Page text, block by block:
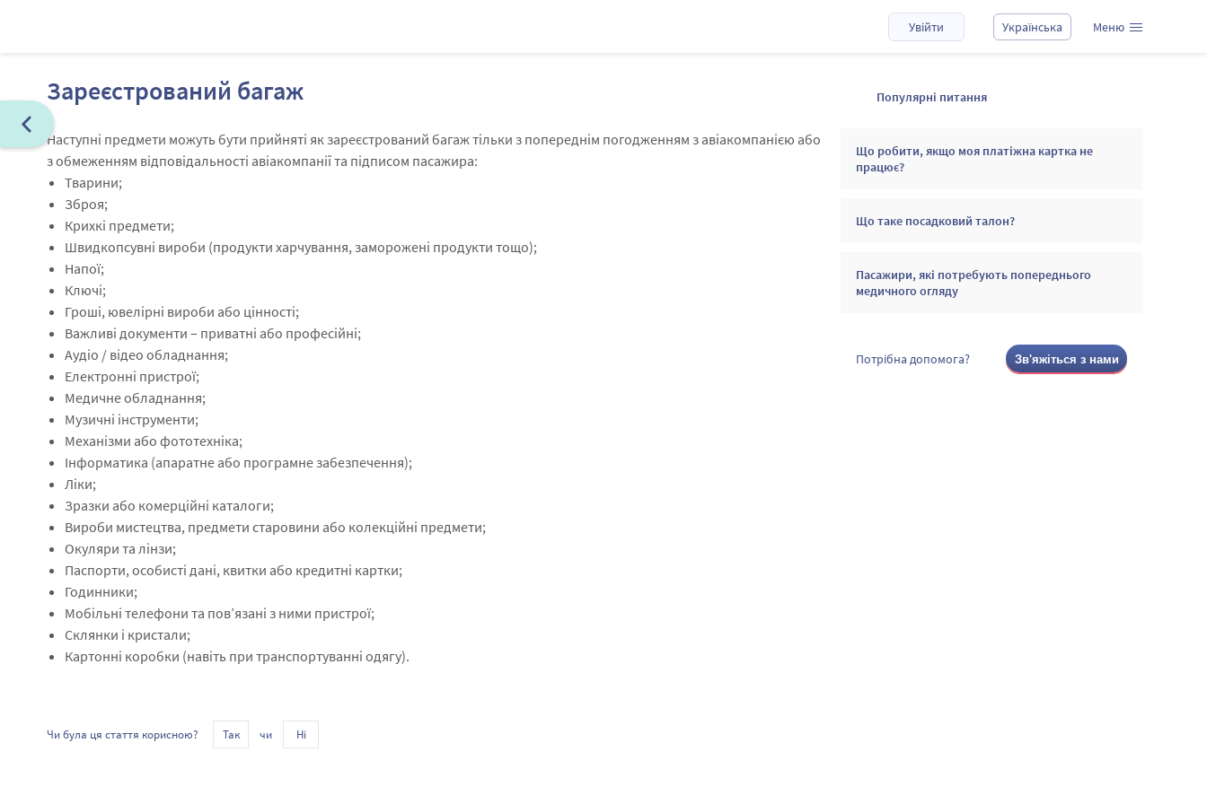
Увійти Українська Меню
Зареєстрований багаж
Наступні предмети можуть бути прийняті як зареєстрований багаж тільки з попереднім погодженням з авіакомпанією або
з обмеженням відповідальності авіакомпанії та підписом пасажира:
Тварини;
Зброя;
Крихкі предмети;
Швидкопсувні вироби (продукти харчування, заморожені продукти тощо);
Напої;
Ключі;
Гроші, ювелірні вироби або цінності;
Важливі документи – приватні або професійні;
Аудіо / відео обладнання;
Електронні пристрої;
Медичне обладнання;
Музичні інструменти;
Механізми або фототехніка;
Інформатика (апаратне або програмне забезпечення);
Ліки;
Зразки або комерційні каталоги;
Вироби мистецтва, предмети старовини або колекційні предмети;
Окуляри та лінзи;
Паспорти, особисті дані, квитки або кредитні картки;
Годинники;
Мобільні телефони та пов’язані з ними пристрої;
Склянки і кристали;
Картонні коробки (навіть при транспортуванні одягу).
Чи була ця стаття корисною? Так чи Ні
Популярні питання
Що робити, якщо моя платіжна картка не
працює?
Що таке посадковий талон?
Пасажири, які потребують попереднього
медичного огляду
Потрібна допомога? Зв'яжіться з нами